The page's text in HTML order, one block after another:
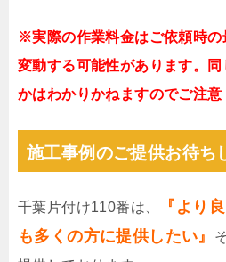
※実際の作業料金はご依頼時の
変動する可能性があります。同
かはわかりかねますのでご注意
施工事例のご提供お待ち
千葉片付け110番は、
『より
も多くの方に提供したい』